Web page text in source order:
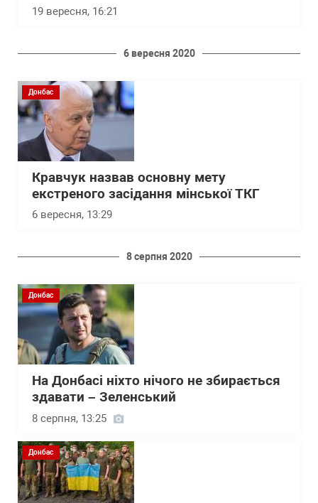
19 вересня, 16:21
6 вересня 2020
Донбас
Кравчук назвав основну мету
екстреного засідання мінської ТКГ
6 вересня, 13:29
8 серпня 2020
Донбас
На Донбасі ніхто нічого не збирається
здавати – Зеленський
8 серпня, 13:25
Донбас